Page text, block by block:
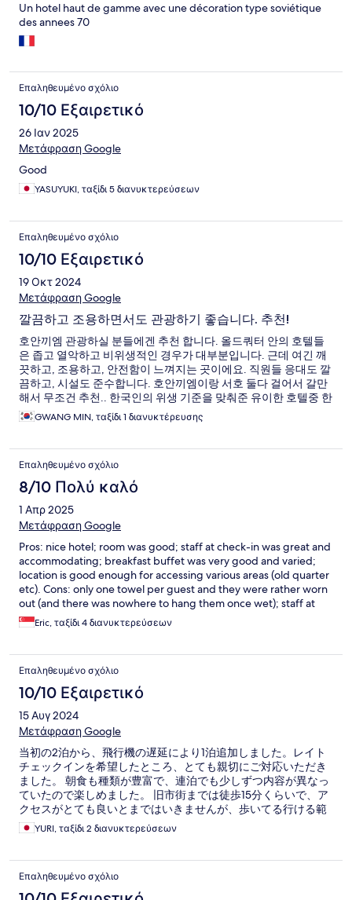
Un hotel haut de gamme avec une décoration type soviétique
des annees 70
Επαληθευμένο σχόλιο
10/10 Εξαιρετικό
26 Ιαν 2025
Μετάφραση Google
Good
YASUYUKI, ταξίδι 5 διανυκτερεύσεων
Επαληθευμένο σχόλιο
10/10 Εξαιρετικό
19 Οκτ 2024
Μετάφραση Google
깔끔하고 조용하면서도 관광하기 좋습니다. 추천!
호안끼엠 관광하실 분들에겐 추천 합니다. 올드쿼터 안의 호텔들
은 좁고 열악하고 비위생적인 경우가 대부분입니다. 근데 여긴 깨
끗하고, 조용하고, 안전함이 느껴지는 곳이에요. 직원들 응대도 깔
끔하고, 시설도 준수합니다. 호안끼엠이랑 서호 둘다 걸어서 갈만
해서 무조건 추천.. 한국인의 위생 기준을 맞춰준 유이한 호텔중 한
곳 입니다. 추천!
GWANG MIN, ταξίδι 1 διανυκτέρευσης
Επαληθευμένο σχόλιο
8/10 Πολύ καλό
1 Απρ 2025
Μετάφραση Google
Pros: nice hotel; room was good; staff at check-in was great and
accommodating; breakfast buffet was very good and varied;
location is good enough for accessing various areas (old quarter
etc). Cons: only one towel per guest and they were rather worn
out (and there was nowhere to hang them once wet); staff at
check-out was unpleasant.
Eric, ταξίδι 4 διανυκτερεύσεων
Επαληθευμένο σχόλιο
10/10 Εξαιρετικό
15 Αυγ 2024
Μετάφραση Google
当初の2泊から、飛行機の遅延により1泊追加しました。レイト
チェックインを希望したところ、とても親切にご対応いただき
ました。 朝食も種類が豊富で、連泊でも少しずつ内容が異なっ
ていたので楽しめました。 旧市街までは徒歩15分くらいで、ア
クセスがとても良いとまではいきませんが、歩いてる行ける範
囲で良かったです。 バスローブやアメニティも完備されていま
した。
YURI, ταξίδι 2 διανυκτερεύσεων
Επαληθευμένο σχόλιο